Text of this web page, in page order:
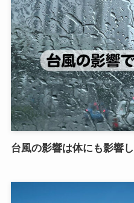
台風の影響は体にも影響